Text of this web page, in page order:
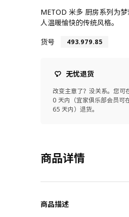
METOD 米多 厨房系列为
人温暖愉快的传统风格。
货号
493.979.85
无忧退货
改变主意了？没关系。您可
0 天内（宜家俱乐部会员可
65 天内）退货。
商品详情
商品描述